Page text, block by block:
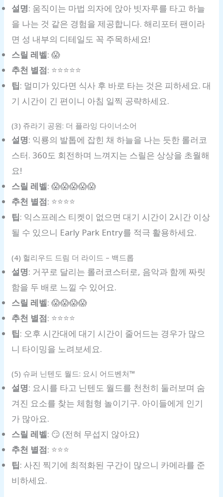
설명: 움직이는 마법 의자에 앉아 빗자루를 타고 하늘
을 나는 것 같은 경험을 제공합니다. 해리포터 팬이라
면 성 내부의 디테일도 꼭 주목하세요!
스릴 레벨: 😱
추천 별점: ⭐️⭐️⭐️⭐️⭐️
팁: 멀미가 있다면 식사 후 바로 타는 것은 피하세요. 대
기 시간이 긴 편이니 아침 일찍 공략하세요.
(3) 쥬라기 공원: 더 플라잉 다이너소어
설명: 익룡의 발톱에 잡힌 채 하늘을 나는 듯한 롤러코
스터. 360도 회전하며 느껴지는 스릴은 상상을 초월해
요!
스릴 레벨: 😱😱😱😱😱
추천 별점: ⭐️⭐️⭐️⭐️
팁: 익스프레스 티켓이 없으면 대기 시간이 2시간 이상
될 수 있으니 Early Park Entry를 적극 활용하세요.
(4) 헐리우드 드림 더 라이드 – 백드롭
설명: 거꾸로 달리는 롤러코스터로, 음악과 함께 짜릿
함을 두 배로 느낄 수 있어요.
스릴 레벨: 😱😱😱😱
추천 별점: ⭐️⭐️⭐️⭐️
팁: 오후 시간대에 대기 시간이 줄어드는 경우가 많으
니 타이밍을 노려보세요.
(5) 슈퍼 닌텐도 월드: 요시 어드벤처™
설명: 요시를 타고 닌텐도 월드를 천천히 둘러보며 숨
겨진 요소를 찾는 체험형 놀이기구. 아이들에게 인기
가 많아요.
스릴 레벨: 😏 (전혀 무섭지 않아요)
추천 별점: ⭐️⭐️⭐️
팁: 사진 찍기에 최적화된 구간이 많으니 카메라를 준
비하세요.